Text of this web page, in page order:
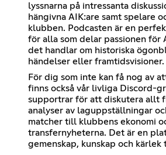
lyssnarna på intressanta
hängivna AIK:are samt spelare
klubben. Podcasten är en
för alla som delar passionen för
det handlar om historiska
händelser eller framtidsvisioner.
För dig som inte kan få nog av
finns också vår livliga Discord-
supportrar för att diskutera allt
analyser av laguppställningar
matcher till klubbens ekonomi
transfernyheterna. Det är en
gemenskap, kunskap och kärlek